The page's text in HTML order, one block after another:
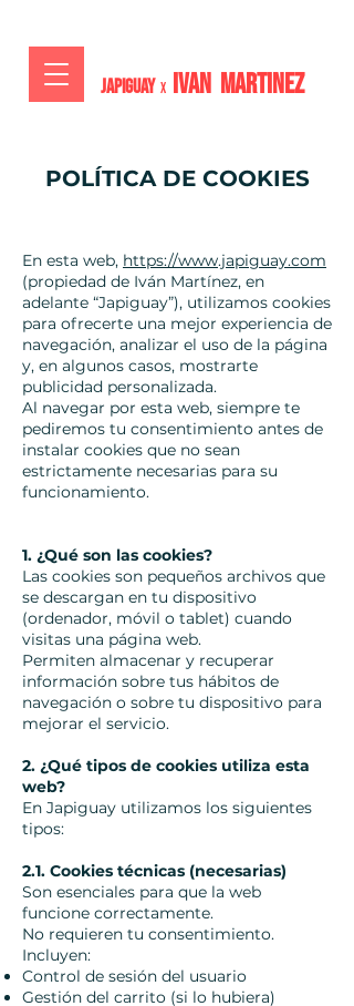
JAPIGUAY x IVAN MARTiNEZ
POLÍTICA DE COOKIES
En esta web, https://www.japiguay.com
(propiedad de Iván Martínez, en
adelante “Japiguay”), utilizamos cookies
para ofrecerte una mejor experiencia de
navegación, analizar el uso de la página
y, en algunos casos, mostrarte
publicidad personalizada.
Al navegar por esta web, siempre te
pediremos tu consentimiento antes de
instalar cookies que no sean
estrictamente necesarias para su
funcionamiento.
1. ¿Qué son las cookies?
Las cookies son pequeños archivos que
se descargan en tu dispositivo
(ordenador, móvil o tablet) cuando
visitas una página web.
Permiten almacenar y recuperar
información sobre tus hábitos de
navegación o sobre tu dispositivo para
mejorar el servicio.
2. ¿Qué tipos de cookies utiliza esta
web?
En Japiguay utilizamos los siguientes
tipos:
2.1. Cookies técnicas (necesarias)
Son esenciales para que la web
funcione correctamente.
No requieren tu consentimiento.
Incluyen:
Control de sesión del usuario
Gestión del carrito (si lo hubiera)